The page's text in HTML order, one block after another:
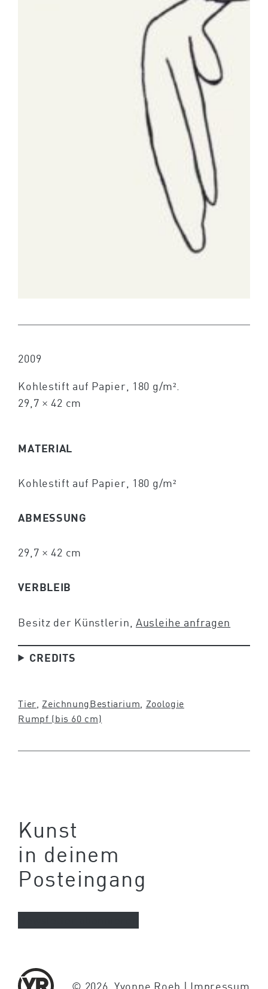
2009
Kohlestift auf Papier, 180 g/m².
29,7 × 42 cm
MATERIAL
Kohlestift auf Papier, 180 g/m²
ABMESSUNG
29,7 × 42 cm
VERBLEIB
Besitz der Künstlerin, Ausleihe anfragen
CREDITS
Tier ZeichnungBestiarium
Zoologie
Rumpf (bis 60 cm)
Kunst
in deinem
Posteingang
© 2026, Yvonne Roeb | Impressum